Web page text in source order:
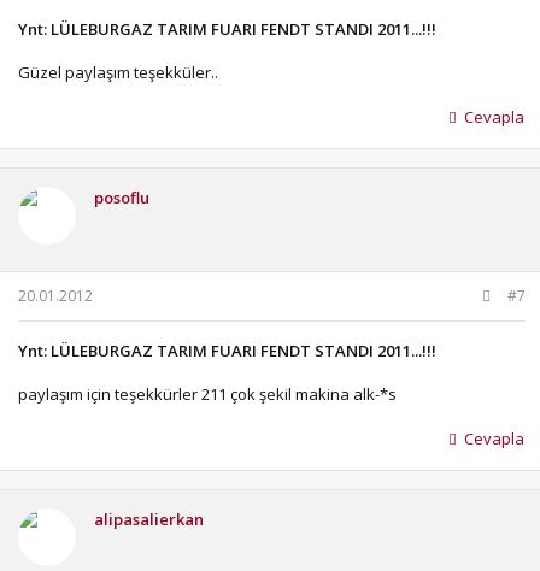
Ynt: LÜLEBURGAZ TARIM FUARI FENDT STANDI 2011...!!!
Güzel paylaşım teşekküler..
Cevapla
posoflu
20.01.2012 #7
Ynt: LÜLEBURGAZ TARIM FUARI FENDT STANDI 2011...!!!
paylaşım için teşekkürler 211 çok şekil makina alk-*s
Cevapla
alipasalierkan